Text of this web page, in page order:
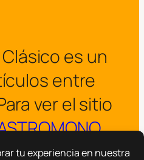
Clásico es un
entre
ver el sitio
.